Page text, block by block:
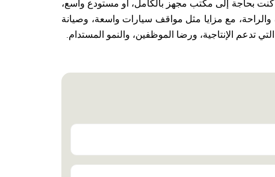
بحاجة إلى مكتب مجهز بالكامل، أو مستودع واسع،
مع مزايا مثل مواقف سيارات واسعة، وصيانة
تدعم الإنتاجية، ورضا الموظفين، والنمو المستدام.